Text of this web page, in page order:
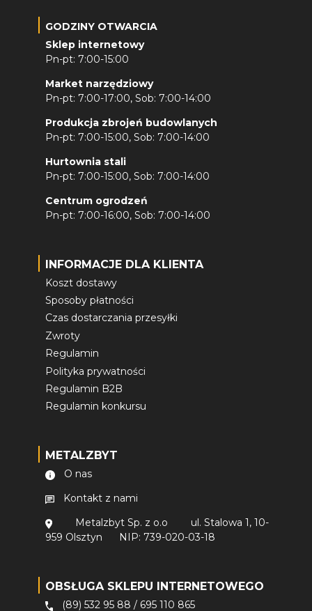
GODZINY OTWARCIA
Sklep internetowy
Pn-pt: 7:00-15:00
Market narzędziowy
Pn-pt: 7:00-17:00, Sob: 7:00-14:00
Produkcja zbrojeń budowlanych
Pn-pt: 7:00-15:00, Sob: 7:00-14:00
Hurtownia stali
Pn-pt: 7:00-15:00, Sob: 7:00-14:00
Centrum ogrodzeń
Pn-pt: 7:00-16:00, Sob: 7:00-14:00
INFORMACJE DLA KLIENTA
Koszt dostawy
Sposoby płatności
Czas dostarczania przesyłki
Zwroty
Regulamin
Polityka prywatności
Regulamin B2B
Regulamin konkursu
METALZBYT
O nas
Kontakt z nami
Metalzbyt Sp. z o.o
ul. Stalowa 1, 10-
959 Olsztyn
NIP: 739-020-03-18
OBSŁUGA SKLEPU INTERNETOWEGO
(89) 532 95 88 / 695 110 865